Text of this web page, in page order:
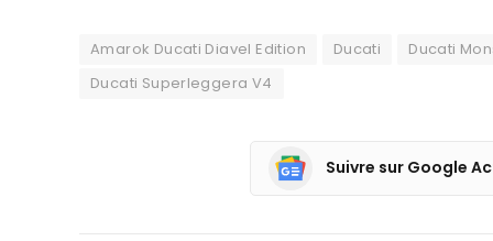
Amarok Ducati Diavel Edition Ducati Ducati
Ducati Superleggera V4
Suivre sur Google